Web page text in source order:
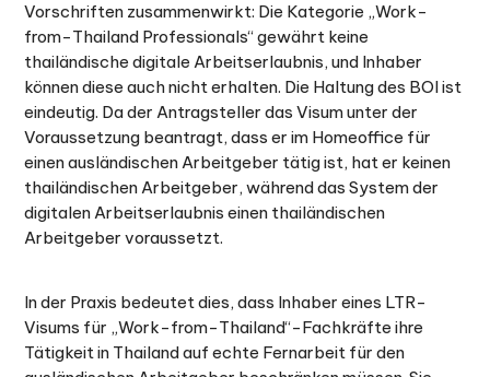
Vorschriften zusammenwirkt: Die Kategorie „Work-
from-Thailand Professionals“ gewährt keine
thailändische digitale Arbeitserlaubnis, und Inhaber
können diese auch nicht erhalten. Die Haltung des BOI ist
eindeutig. Da der Antragsteller das Visum unter der
Voraussetzung beantragt, dass er im Homeoffice für
einen ausländischen Arbeitgeber tätig ist, hat er keinen
thailändischen Arbeitgeber, während das System der
digitalen Arbeitserlaubnis einen thailändischen
Arbeitgeber voraussetzt.
In der Praxis bedeutet dies, dass Inhaber eines LTR-
Visums für „Work-from-Thailand“-Fachkräfte ihre
Tätigkeit in Thailand auf echte Fernarbeit für den